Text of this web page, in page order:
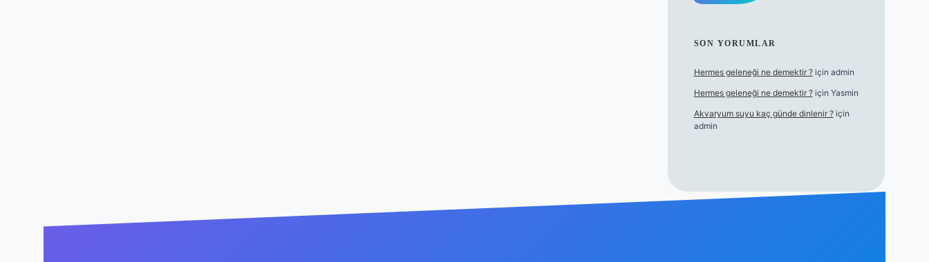
SON YORUMLAR
Hermes geleneği ne demektir ?için admin
Hermes geleneği ne demektir ?için Yasmin
Akvaryum suyu kaç günde dinlenir ?için
admin